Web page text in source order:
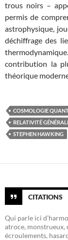
trous noirs –
permis de
astrophysique,
déchiffrage des
contribution la
théorique
COSMOLOGIE
RELATIVITÉ
STEPHEN HAWKING
CITATIONS
Qui parle ici
atroce, monstrueux,
écroulements,